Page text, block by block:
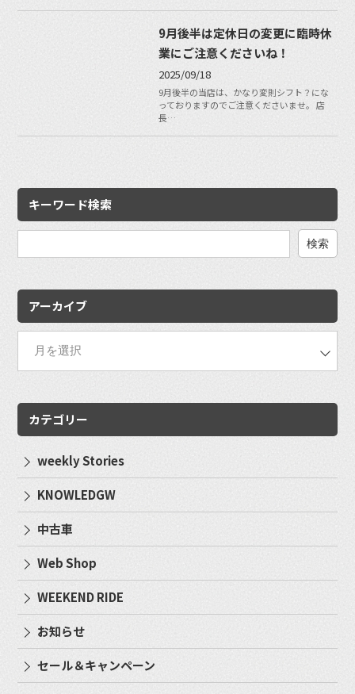
9月後半は定休日の変更に臨時休
業にご注意くださいね！
2025/09/18
9月後半の当店は、かなり変則シフト？にな
っておりますのでご注意くださいませ。 店
長…
キーワード検索
アーカイブ
カテゴリー
weekly Stories
KNOWLEDGW
中古車
Web Shop
WEEKEND RIDE
お知らせ
セール＆キャンペーン